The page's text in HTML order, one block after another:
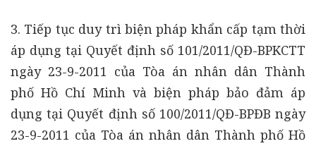
3. Tiếp tục duy trì biện pháp khẩn cấp tạm thời
áp dụng tại Quyết định số 101/2011/QĐ-BPKCTT
ngày 23-9-2011 của Tòa án nhân dân Thành
phố Hồ Chí Minh và biện pháp bảo đảm áp
dụng tại Quyết định số 100/2011/QĐ-BPĐB ngày
23-9-2011 của Tòa án nhân dân Thành phố Hồ